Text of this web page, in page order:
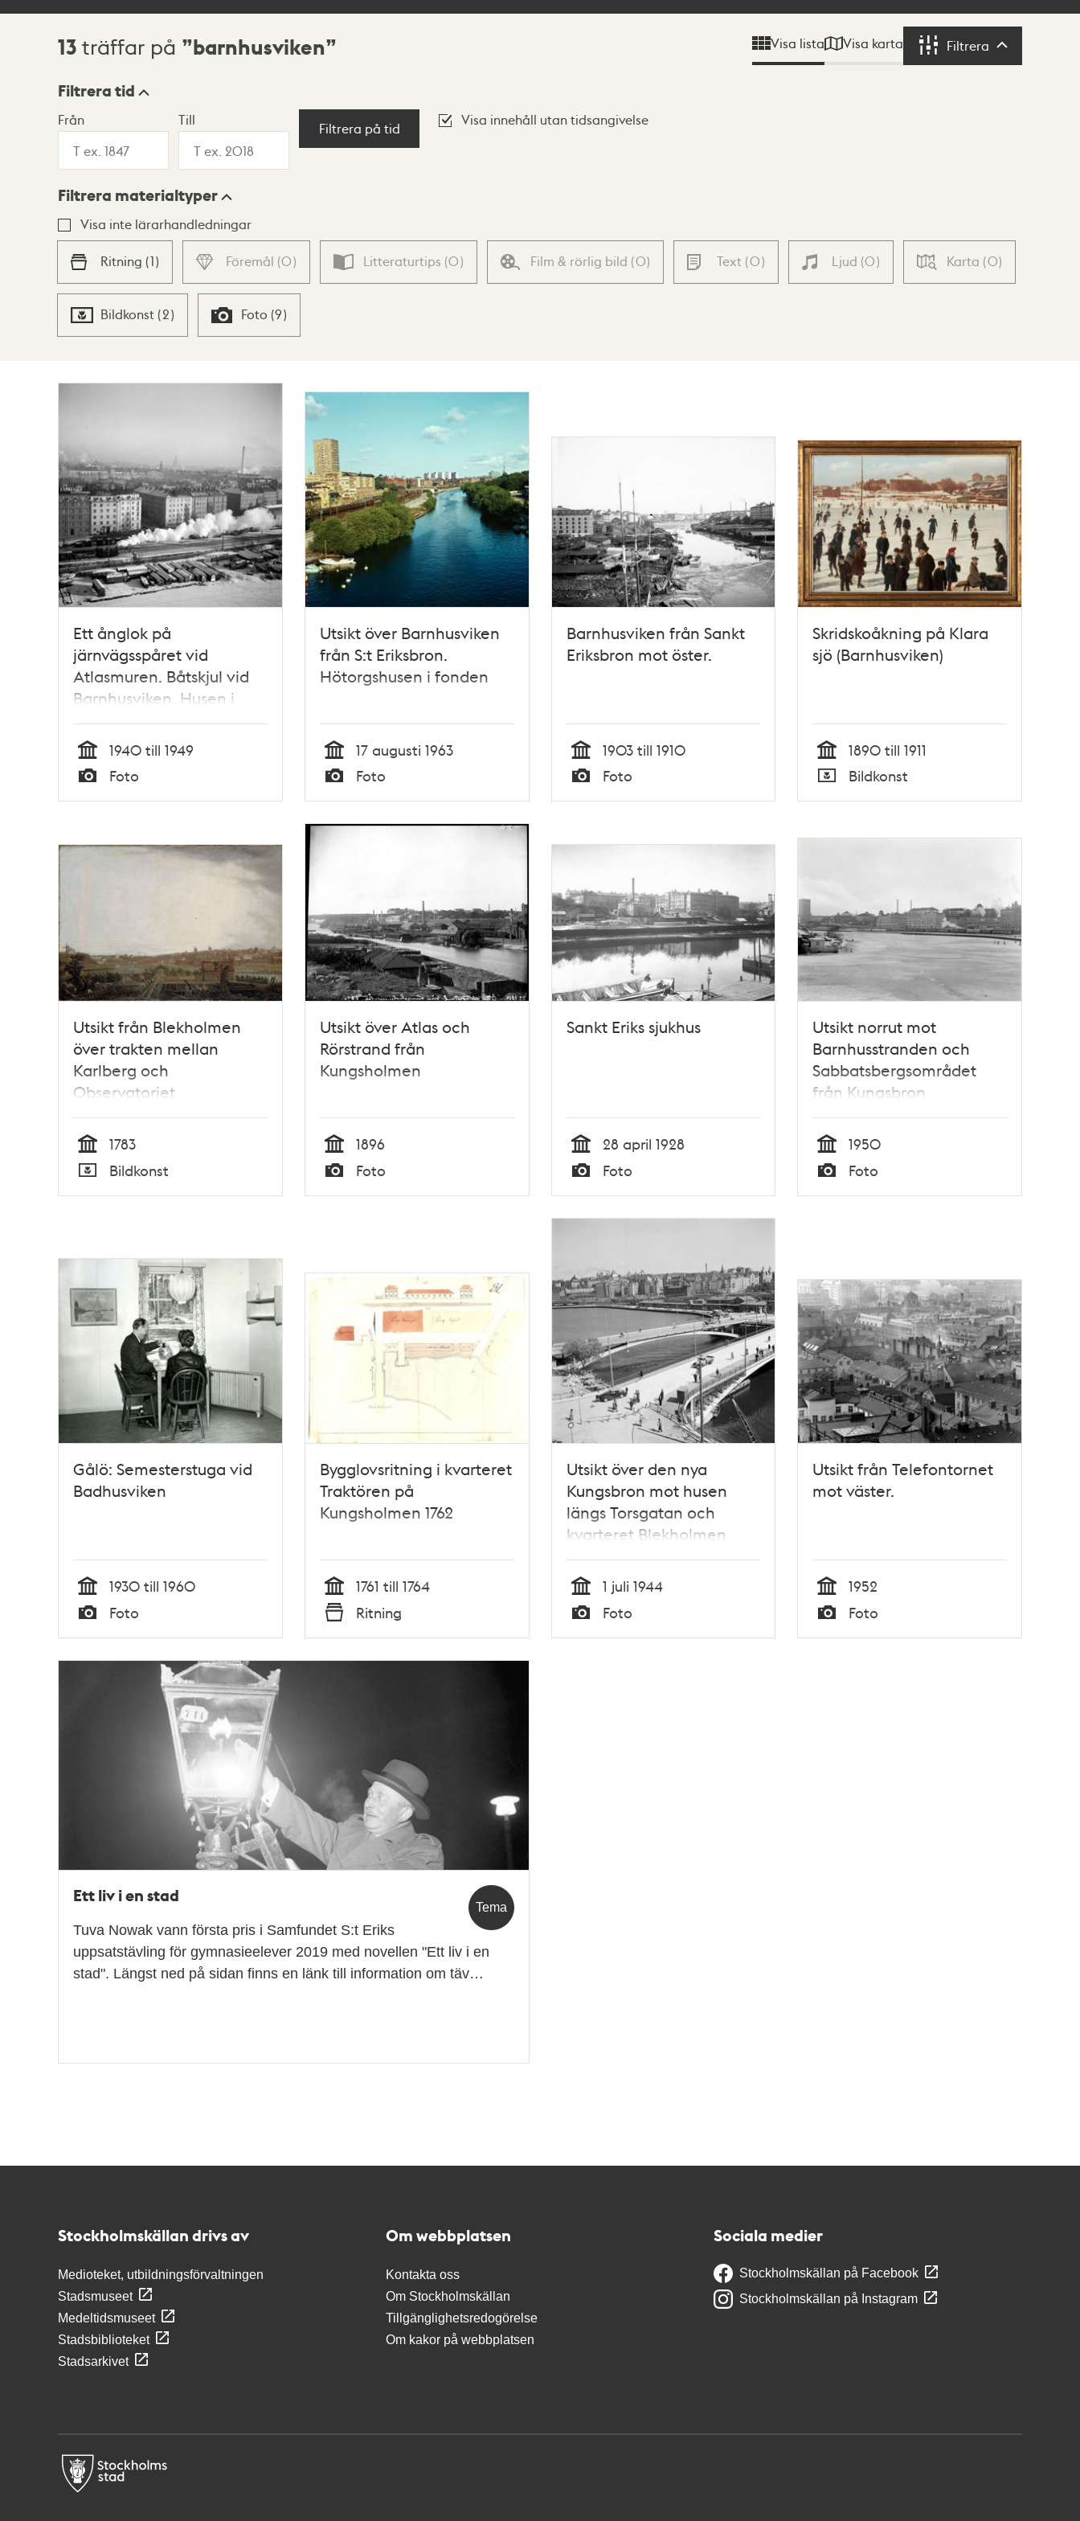
Sökresultat
13 träffar på barnhusviken Visa lista Visa karta Filtrera Filtrera
Visningsläge
Lista Karta
Filtrera tid
Från Till
Filtrera på tid
Visa innehåll utan tidsangivelse
Filtrera materialtyper
Visa inte lärarhandledningar
Ritning (1) Föremål (0) Litteraturtips (0) Film & rörlig bild (0) Text (0) Ljud (0) Karta (0)
Bildkonst (2) Foto (9)
Ett ånglok på
järnvägsspåret vid
Atlasmuren. Båtskjul vid
Barnhusviken. Husen i
fonden ligger vid
Atlasmuren 18-6
Tid
1940 till 1949
Typ
Foto
Utsikt över Barnhusviken
från S:t Eriksbron.
Hötorgshusen i fonden
Tid
17 augusti 1963
Typ
Foto
Barnhusviken från Sankt
Eriksbron mot öster.
Tid
1903 till 1910
Typ
Foto
Skridskoåkning på Klara
sjö (Barnhusviken)
Tid
1890 till 1911
Typ
Bildkonst
Utsikt från Blekholmen
över trakten mellan
Karlberg och
Observatoriet
Tid
1783
Typ
Bildkonst
Utsikt över Atlas och
Rörstrand från
Kungsholmen
Tid
1896
Typ
Foto
Sankt Eriks sjukhus
Tid
28 april 1928
Typ
Foto
Utsikt norrut mot
Barnhusstranden och
Sabbatsbergsområdet
från Kungsbron
Tid
1950
Typ
Foto
Gålö: Semesterstuga vid
Badhusviken
Tid
1930 till 1960
Typ
Foto
Bygglovsritning i kvarteret
Traktören på
Kungsholmen 1762
Tid
1761 till 1764
Typ
Ritning
Utsikt över den nya
Kungsbron mot husen
längs Torsgatan och
kvarteret Blekholmen
Norra
Tid
1 juli 1944
Typ
Foto
Utsikt från Telefontornet
mot väster.
Tid
1952
Typ
Foto
Tema
Ett liv i en stad
Tuva Nowak vann första pris i Samfundet S:t Eriks
uppsatstävling för gymnasieelever 2019 med novellen "Ett liv i en
stad". Längst ned på sidan finns en länk till information om täv…
Stockholmskällan drivs av
Medioteket, utbildningsförvaltningen
Stadsmuseet
Medeltidsmuseet
Stadsbiblioteket
Stadsarkivet
Om webbplatsen
Kontakta oss
Om Stockholmskällan
Tillgänglighetsredogörelse
Om kakor på webbplatsen
Sociala medier
Stockholmskällan på Facebook
Stockholmskällan på Instagram